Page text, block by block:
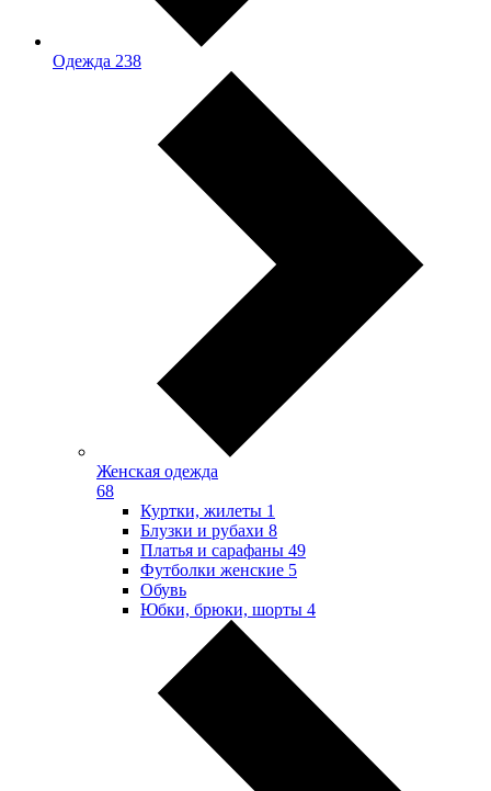
Одежда 238
Женская одежда
68
Куртки, жилеты 1
Блузки и рубахи 8
Платья и сарафаны 49
Футболки женские 5
Обувь
Юбки, брюки, шорты 4